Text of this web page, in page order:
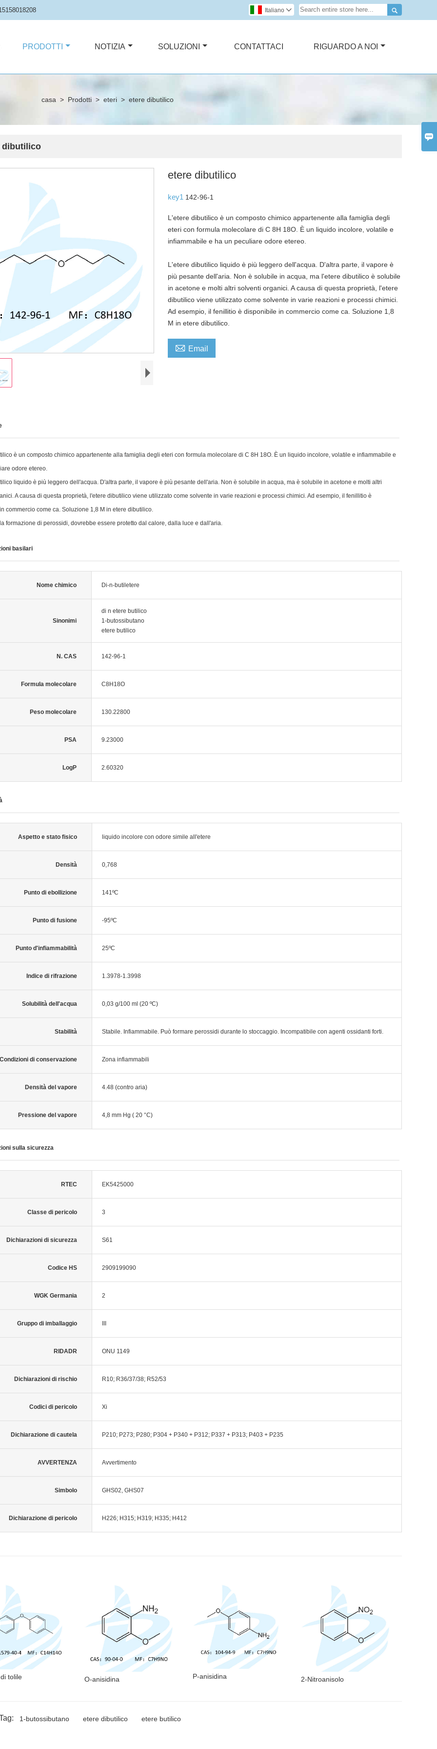


Italiano 
PRODOTTI NOTIZIA SOLUZIONI CONTATTACI RIGUARDO A NOI
casa > Prodotti > eteri > etere dibutilico
dibutilico
etere dibutilico
key1 142-96-1
L'etere dibutilico è un composto chimico appartenente alla famiglia degli
eteri con formula molecolare di C 8H 18O. È un liquido incolore, volatile e
infiammabile e ha un peculiare odore etereo.
L'etere dibutilico liquido è più leggero dell'acqua. D'altra parte, il vapore è
più pesante dell'aria. Non è solubile in acqua, ma l'etere dibutilico è solubile
in acetone e molti altri solventi organici. A causa di questa proprietà, l'etere
dibutilico viene utilizzato come solvente in varie reazioni e processi chimici.
Ad esempio, il fenillitio è disponibile in commercio come ca. Soluzione 1,8
M in etere dibutilico.
 Email
è un composto chimico appartenente alla famiglia degli eteri con formula molecolare di C 8H 18O. È un liquido incolore, volatile e infiammabile e
odore etereo.
liquido è più leggero dell'acqua. D'altra parte, il vapore è più pesante dell'aria. Non è solubile in acqua, ma è solubile in acetone e molti altri
A causa di questa proprietà, l'etere dibutilico viene utilizzato come solvente in varie reazioni e processi chimici. Ad esempio, il fenillitio è
commercio come ca. Soluzione 1,8 M in etere dibutilico.
formazione di perossidi, dovrebbe essere protetto dal calore, dalla luce e dall'aria.
basilari
Nome chimico Di-n-butiletere
Sinonimi
di n etere butilico
1-butossibutano
etere butilico
N. CAS 142-96-1
Formula molecolare C8H18O
Peso molecolare 130.22800
PSA 9.23000
LogP 2.60320
Aspetto e stato fisico liquido incolore con odore simile all'etere
Densità 0,768
Punto di ebollizione 141ºC
Punto di fusione -95ºC
Punto d'infiammabilità 25ºC
Indice di rifrazione 1.3978-1.3998
Solubilità dell'acqua 0,03 g/100 ml (20 ºC)
Stabilità Stabile. Infiammabile. Può formare perossidi durante lo stoccaggio. Incompatibile con agenti ossidanti forti.
Condizioni di conservazione Zona infiammabili
Densità del vapore 4.48 (contro aria)
Pressione del vapore 4,8 mm Hg ( 20 °C)
sulla sicurezza
RTEC EK5425000
Classe di pericolo 3
Dichiarazioni di sicurezza S61
Codice HS 2909199090
WGK Germania 2
Gruppo di imballaggio III
RIDADR ONU 1149
Dichiarazioni di rischio R10; R36/37/38; R52/53
Codici di pericolo Xi
Dichiarazione di cautela P210; P273; P280; P304 + P340 + P312; P337 + P313; P403 + P235
AVVERTENZA Avvertimento
Simbolo GHS02, GHS07
Dichiarazione di pericolo H226; H315; H319; H335; H412
tolile O-anisidina P-anisidina 2-Nitroanisolo
1-butossibutano etere dibutilico etere butilico